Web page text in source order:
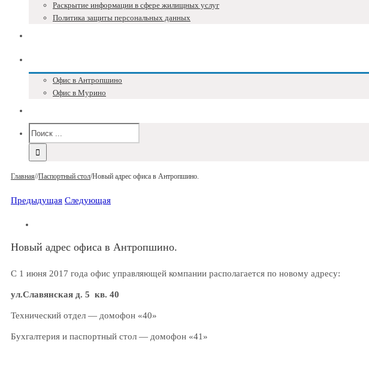
Раскрытие информации в сфере жилищных услуг
Политика защиты персональных данных
Офис в Антропшино
Офис в Мурино
Главная//Паспортный стол/Новый адрес офиса в Антропшино.
Предыдущая Следующая
Новый адрес офиса в Антропшино.
С 1 июня 2017 года офис управляющей компании располагается по новому адресу:
ул.Славянская д. 5 кв. 40
Технический отдел — домофон «40»
Бухгалтерия и паспортный стол — домофон «41»